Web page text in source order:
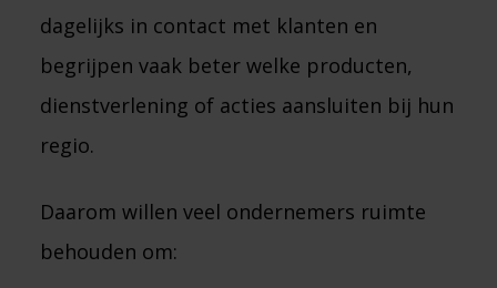
dagelijks in contact met klanten en
begrijpen vaak beter welke producten,
dienstverlening of acties aansluiten bij hun
regio.
Daarom willen veel ondernemers ruimte
behouden om: